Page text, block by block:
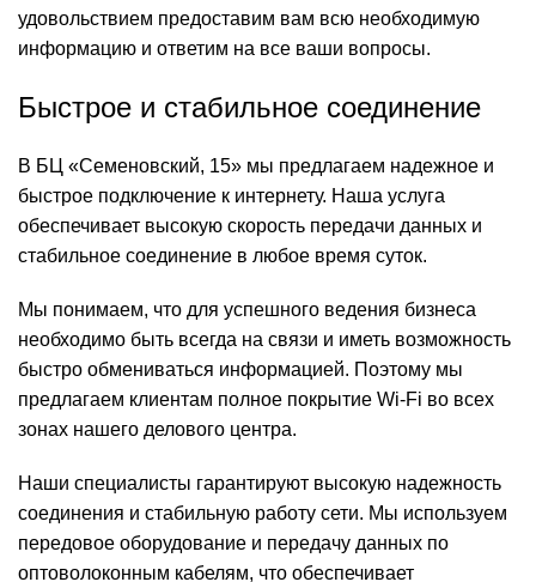
удовольствием предоставим вам всю необходимую
информацию и ответим на все ваши вопросы.
Быстрое и стабильное соединение
В БЦ «Семеновский, 15» мы предлагаем надежное и
быстрое подключение к интернету. Наша услуга
обеспечивает высокую скорость передачи данных и
стабильное соединение в любое время суток.
Мы понимаем, что для успешного ведения бизнеса
необходимо быть всегда на связи и иметь возможность
быстро обмениваться информацией. Поэтому мы
предлагаем клиентам полное покрытие Wi-Fi во всех
зонах нашего делового центра.
Наши специалисты гарантируют высокую надежность
соединения и стабильную работу сети. Мы используем
передовое оборудование и передачу данных по
оптоволоконным кабелям, что обеспечивает